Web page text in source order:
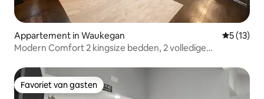
Appartement in Waukegan
5 (13)
Modern Comfort 2 kingsize bedden, 2 volledige
Favoriet van gasten
Favoriet van gasten